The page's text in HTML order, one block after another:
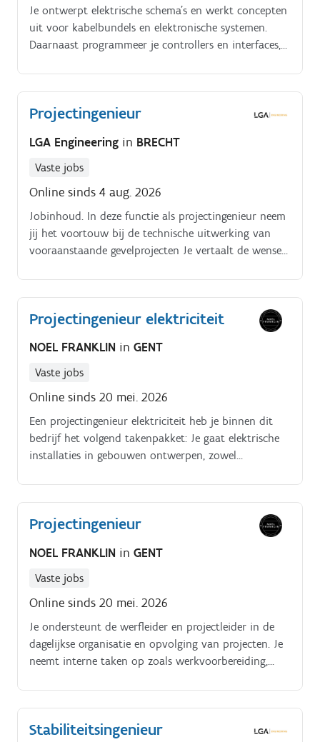
Je ontwerpt elektrische schema’s en werkt concepten
uit voor kabelbundels en elektronische systemen.
Daarnaast programmeer je controllers en interfaces,
Projectingenieur
LGA Engineering in BRECHT
Vaste jobs
Online sinds 4 aug. 2026
Jobinhoud. In deze functie als projectingenieur neem
jij het voortouw bij de technische uitwerking van
vooraanstaande gevelprojecten Je vertaalt de wensen
en bewaakt hierbij nauwgezet de nodige
kwaliteitsnormen.
Projectingenieur elektriciteit
NOEL FRANKLIN in GENT
Vaste jobs
Online sinds 20 mei. 2026
Een projectingenieur elektriciteit heb je binnen dit
bedrijf het volgend takenpakket: Je gaat elektrische
installaties in gebouwen ontwerpen, zowel
onderzoeken.
Projectingenieur
NOEL FRANKLIN in GENT
Vaste jobs
Online sinds 20 mei. 2026
Je ondersteunt de werfleider en projectleider in de
dagelijkse organisatie en opvolging van projecten. Je
neemt interne taken op zoals werkvoorbereiding,
kantoor.
Stabiliteitsingenieur